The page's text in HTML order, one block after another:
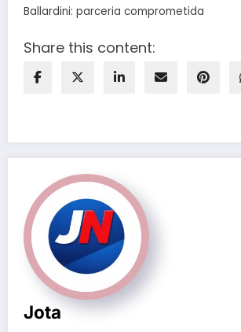
Ballardini: parceria comprometida
Share this content:
Jota